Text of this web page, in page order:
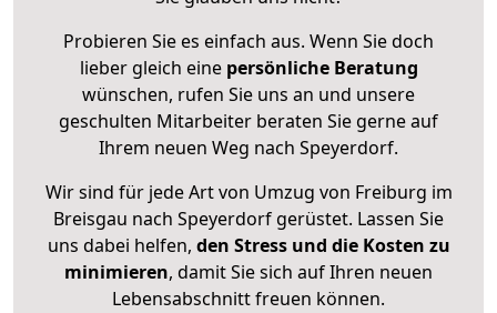
Probieren Sie es einfach aus. Wenn Sie doch
lieber gleich eine persönliche Beratung
wünschen, rufen Sie uns an und unsere
geschulten Mitarbeiter beraten Sie gerne auf
Ihrem neuen Weg nach Speyerdorf.
Wir sind für jede Art von Umzug von Freiburg im
Breisgau nach Speyerdorf gerüstet. Lassen Sie
uns dabei helfen, den Stress und die Kosten zu
minimieren, damit Sie sich auf Ihren neuen
Lebensabschnitt freuen können.